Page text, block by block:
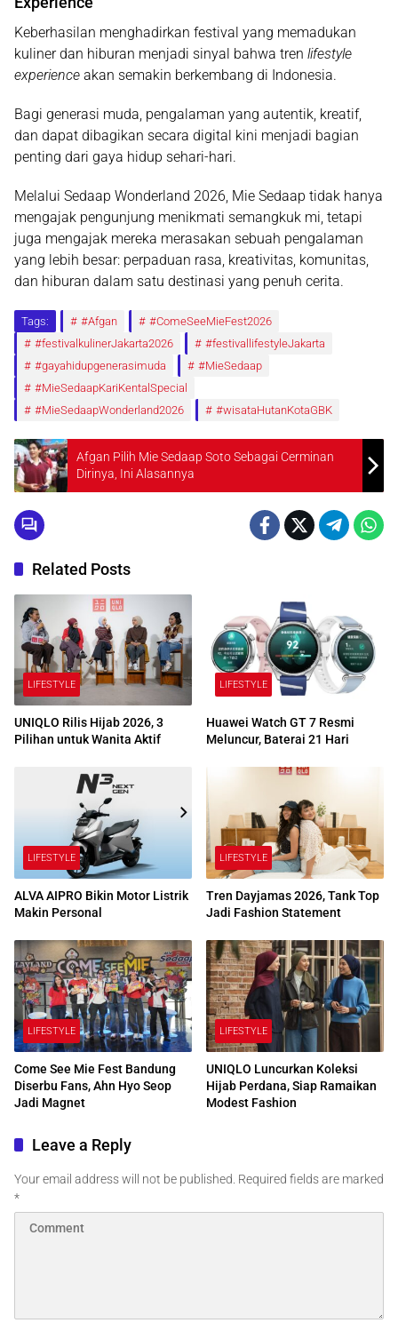
Keberhasilan menghadirkan festival yang memadukan
kuliner dan hiburan menjadi sinyal bahwa tren lifestyle
experience akan semakin berkembang di Indonesia.
Bagi generasi muda, pengalaman yang autentik, kreatif,
dan dapat dibagikan secara digital kini menjadi bagian
penting dari gaya hidup sehari-hari.
Melalui Sedaap Wonderland 2026, Mie Sedaap tidak hanya
mengajak pengunjung menikmati semangkuk mi, tetapi
juga mengajak mereka merasakan sebuah pengalaman
yang lebih besar: perpaduan rasa, kreativitas, komunitas,
dan hiburan dalam satu destinasi yang penuh cerita.
Tags: #Afgan
#ComeSeeMieFest2026
#festivalkulinerJakarta2026
#festivallifestyleJakarta
#gayahidupgenerasimuda
#MieSedaap
#MieSedaapKariKentalSpecial
#MieSedaapWonderland2026
#wisataHutanKotaGBK
Afgan Pilih Mie Sedaap Soto Sebagai Cerminan
Dirinya, Ini Alasannya
Related Posts
LIFESTYLE
UNIQLO Rilis Hijab 2026, 3
Pilihan untuk Wanita Aktif
LIFESTYLE
Huawei Watch GT 7 Resmi
Meluncur, Baterai 21 Hari
LIFESTYLE
ALVA AIPRO Bikin Motor Listrik
Makin Personal
LIFESTYLE
Tren Dayjamas 2026, Tank Top
Jadi Fashion Statement
LIFESTYLE
Come See Mie Fest Bandung
Diserbu Fans, Ahn Hyo Seop
Jadi Magnet
LIFESTYLE
UNIQLO Luncurkan Koleksi
Hijab Perdana, Siap Ramaikan
Modest Fashion
Leave a Reply
Your email address will not be published. Required fields are marked
*